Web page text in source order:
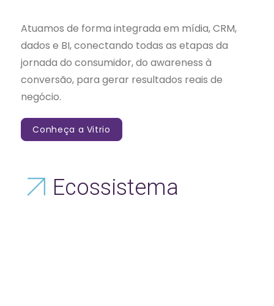
Atuamos de forma integrada em mídia, CRM,
dados e BI, conectando todas as etapas da
jornada do consumidor, do awareness à
conversão, para gerar resultados reais de
negócio.
Conheça a Vitrio
Ecossistema